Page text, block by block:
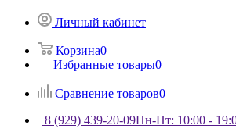
Личный кабинет
Корзина0
Избранные товары0
Сравнение товаров0
8 (929) 439-20-09Пн-Пт: 10:00 -